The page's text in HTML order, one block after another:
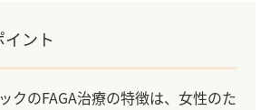
ント
クのFAGA治療の特徴は、女性のた